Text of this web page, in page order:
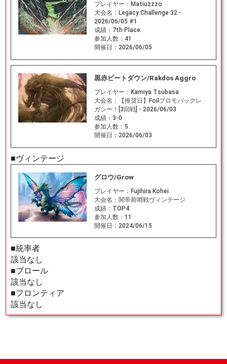
プレイヤー： Matiuzzzo
大会名： Legacy Challenge 32 -
2026/06/05 #1
成績： 7th Place
参加人数： 41
開催日： 2026/06/05
黒赤ビートダウン/Rakdos Aggro
プレイヤー： Kamiya Tsubasa
大会名：
【推奨日】Foilプロモパックレ
ガシー！[3回戦] - 2026/06/03
成績： 3-0
参加人数： 5
開催日： 2026/06/03
■ヴィンテージ
グロウ/Grow
プレイヤー： Fujihira Kohei
大会名： 関帝前哨戦ヴィンテージ
成績： TOP4
参加人数： 11
開催日： 2024/06/15
■統率者
該当なし
■ブロール
該当なし
■フロンティア
該当なし